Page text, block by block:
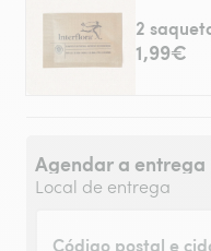
2
1,99€
Agendar a entrega
Local de entrega
Código postal e